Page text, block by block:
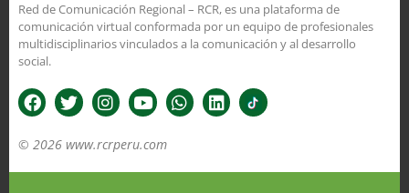
Red de Comunicación Regional – RCR, es una plataforma de
comunicación virtual conformada por un equipo de profesionales
multidisciplinarios vinculados a la comunicación y al desarrollo
social.
© 2026 www.rcrperu.com